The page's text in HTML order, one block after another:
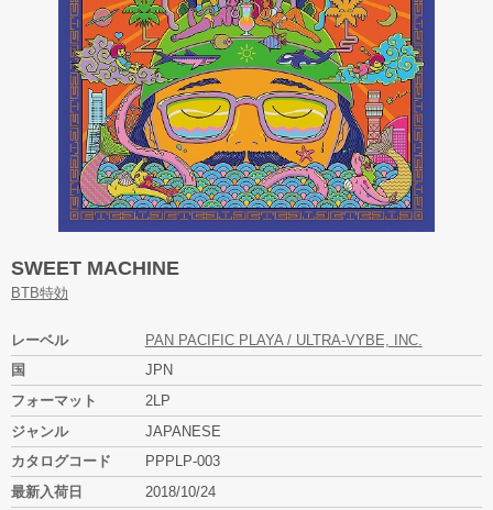
SWEET MACHINE
BTB特効
レーベル
PAN PACIFIC PLAYA / ULTRA-VYBE, INC.
国
JPN
フォーマット
2LP
ジャンル
JAPANESE
カタログコード
PPPLP-003
最新入荷日
2018/10/24